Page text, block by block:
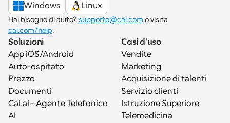
Windows
Linux
Hai bisogno di aiuto? supporto@cal.com
cal.com/help.
Soluzioni
App iOS/Android
Auto-ospitato
Prezzo
Documenti
Cal.ai - Agente Telefonico
AI
Casi d'uso
Vendite
Marketing
Acquisizione di talenti
Servizio clienti
Istruzione Superiore
Telemedicina